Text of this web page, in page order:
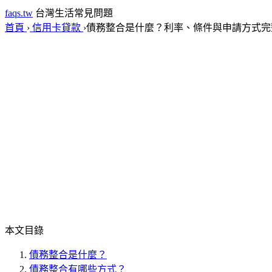
faqs.tw 台灣生活常見問題
首頁 › 信用卡貸款 ›債務整合是什麼？利率、條件與申請方式
本文目錄
債務整合是什麼？
債務整合有哪些方式？